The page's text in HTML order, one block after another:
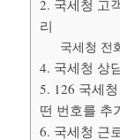
2. 국세청 고
리
국세청 전
4. 국세청 상
5. 126 국세
떤 번호를 추
6. 국세청 근